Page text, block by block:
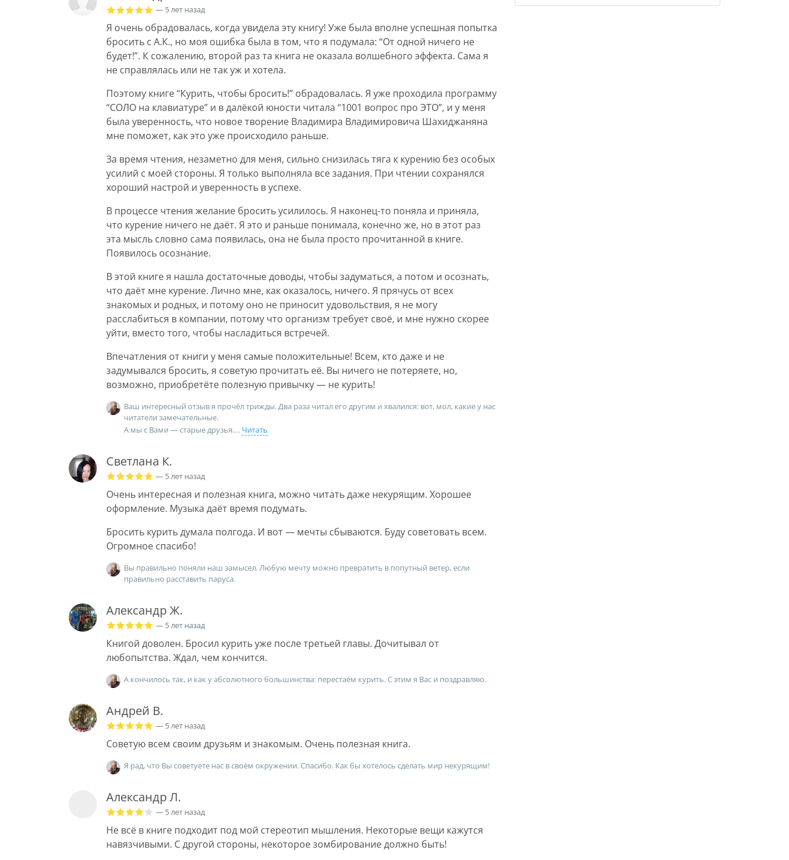
— 5 лет назад
Я очень обрадовалась, когда увидела эту книгу! Уже была вполне успешная попытка
бросить с А.К., но моя ошибка была в том, что я подумала: “От одной ничего не
будет!”. К сожалению, второй раз та книга не оказала волшебного эффекта. Сама я
не справлялась или не так уж и хотела.
Поэтому книге “Курить, чтобы бросить!” обрадовалась. Я уже проходила программу
“СОЛО на клавиатуре” и в далëкой юности читала “1001 вопрос про ЭТО”, и у меня
была уверенность, что новое творение Владимира Владимировича Шахиджаняна
мне поможет, как это уже происходило раньше.
За время чтения, незаметно для меня, сильно снизилась тяга к курению без особых
усилий с моей стороны. Я только выполняла все задания. При чтении сохранялся
хороший настрой и уверенность в успехе.
В процессе чтения желание бросить усилилось. Я наконец-то поняла и приняла,
что курение ничего не даёт. Я это и раньше понимала, конечно же, но в этот раз
эта мысль словно сама появилась, она не была просто прочитанной в книге.
Появилось осознание.
В этой книге я нашла достаточные доводы, чтобы задуматься, а потом и осознать,
что даëт мне курение. Лично мне, как оказалось, ничего. Я прячусь от всех
знакомых и родных, и потому оно не приносит удовольствия, я не могу
расслабиться в компании, потому что организм требует своë, и мне нужно скорее
уйти, вместо того, чтобы насладиться встречей.
Впечатления от книги у меня самые положительные! Всем, кто даже и не
задумывался бросить, я советую прочитать её. Вы ничего не потеряете, но,
возможно, приобретëте полезную привычку — не курить!
Ваш интересный отзыв я прочëл трижды. Два раза читал его другим и хвалился: вот, мол, какие у нас
читатели замечательные.
А мы с Вами — старые друзья.
Читать
Светлана К.
— 5 лет назад
Очень интересная и полезная книга, можно читать даже некурящим. Хорошее
оформление. Музыка даëт время подумать.
Бросить курить думала полгода. И вот — мечты сбываются. Буду советовать всем.
Огромное спасибо!
Вы правильно поняли наш замысел. Любую мечту можно превратить в попутный ветер, если
правильно расставить паруса.
Александр Ж.
— 5 лет назад
Книгой доволен. Бросил курить уже после третьей главы. Дочитывал от
любопытства. Ждал, чем кончится.
А кончилось так, и как у абсолютного большинства: перестаëм курить. С этим я Вас и поздравляю.
Андрей В.
— 5 лет назад
Советую всем своим друзьям и знакомым. Очень полезная книга.
Я рад, что Вы советуете нас в своём окружении. Спасибо. Как бы хотелось сделать мир некурящим!
Александр Л.
— 5 лет назад
Не всё в книге подходит под мой стереотип мышления. Некоторые вещи кажутся
навязчивыми. С другой стороны, некоторое зомбирование должно быть!